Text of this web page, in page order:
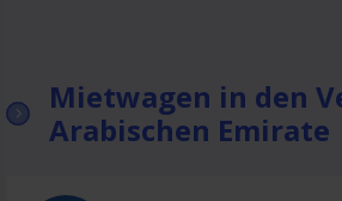
Mietwagen in den
Arabischen Emirate